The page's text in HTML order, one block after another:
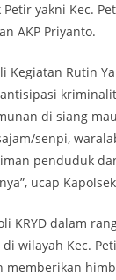
Petir yakni Kec.
AKP Priyanto.
Kegiatan Rutin
antisipasi
di siang
senpi,
penduduk
ucap
KRYD dalam
wilayah Kec.
memberikan